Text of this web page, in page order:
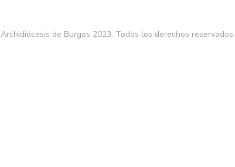
Archidiócesis de Burgos 2023. Todos los derechos reservados.